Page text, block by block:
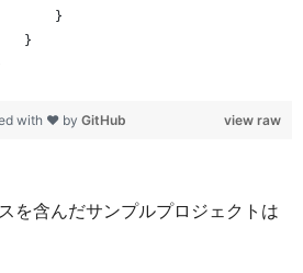
}
}
view raw
with ❤ by GitHub
を含んだサンプルプロジェクトは